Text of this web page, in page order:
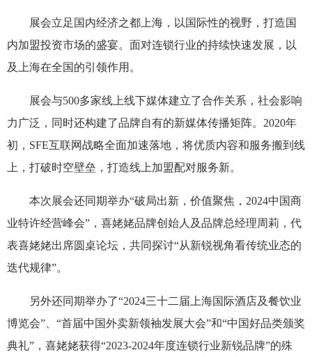
展会立足国内经济之都上海，以国际性的视野，打造国
内加盟投资市场的盛宴。面对连锁行业的持续快速发展，以
及上海在全国的引领作用。
展会与500多家线上线下媒体建立了合作关系，社会影响
力广泛，同时还构建了品牌自有的新媒体传播矩阵。2020年
初，SFE互联网战略全面加速落地，将优质内容和服务搬到线
上，打破时空壁垒，打造线上加盟配对服务新。
本次展会还同期举办“破局出新，价值聚焦，2024中国商
业特许经营峰会”，喜姥姥品牌创始人及品牌总经理周莉，代
表喜姥姥出席圆桌论坛，共同探讨“从新锐视角看传统业态的
迭代规律”。
另外还同期举办了“2024三十二届上海国际酒店及餐饮业
博览会”、“首届中国外卖新领袖发展大会”和“中国好品类颁奖
典礼”，喜姥姥获得“2023-2024年度连锁行业新锐品牌”的殊